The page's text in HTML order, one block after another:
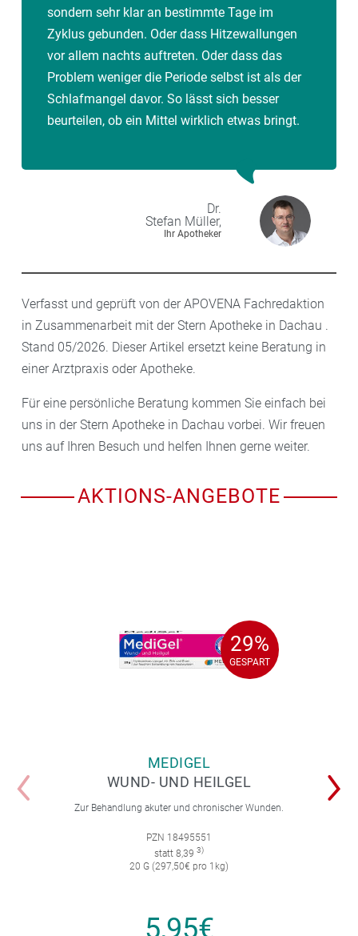
sondern sehr klar an bestimmte Tage im
Zyklus gebunden. Oder dass Hitzewallungen
vor allem nachts auftreten. Oder dass das
Problem weniger die Periode selbst ist als der
Schlafmangel davor. So lässt sich besser
beurteilen, ob ein Mittel wirklich etwas bringt.
Dr.
Stefan Müller,
Ihr Apotheker
Verfasst und geprüft von der APOVENA Fachredaktion
in Zusammenarbeit mit der Stern Apotheke in Dachau .
Stand 05/2026. Dieser Artikel ersetzt keine Beratung in
einer Arztpraxis oder Apotheke.
Für eine persönliche Beratung kommen Sie einfach bei
uns in der Stern Apotheke in Dachau vorbei. Wir freuen
uns auf Ihren Besuch und helfen Ihnen gerne weiter.
AKTIONS-ANGEBOTE
29%
GESPART
29%
GESPART
MEDIGEL
WUND- UND HEILGEL
Zur Behandlung akuter und chronischer Wunden.
PZN 18495551
statt 8,39 3)
20 G (297,50€ pro 1kg)
5,95€